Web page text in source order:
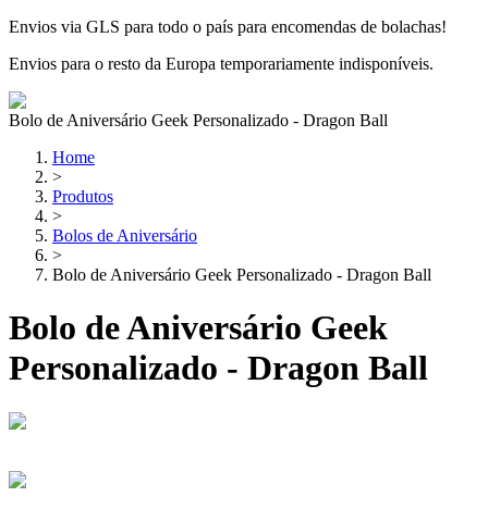
Envios via GLS para todo o país para encomendas de bolachas!
Envios para o resto da Europa temporariamente indisponíveis.
Bolo de Aniversário Geek Personalizado - Dragon Ball
Home
>
Produtos
>
Bolos de Aniversário
>
Bolo de Aniversário Geek Personalizado - Dragon Ball
Bolo de Aniversário Geek
Personalizado - Dragon Ball